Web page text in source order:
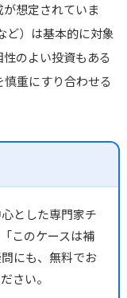
想定されていま
ど）は基本的に対象
のよい投資もある
重にすり合わせる
とした専門家チ
このケースは補
にも、無料でお
さい。